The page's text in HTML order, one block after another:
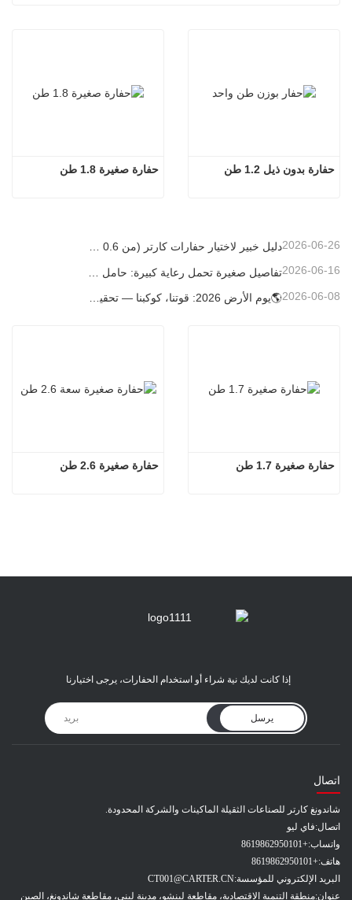
حفارة صغيرة 1.8 طن حفارة بدون ذيل 1.2 طن
دليل خبير لاختيار حفارات كارتر (من 0.6 طن إلى 60 طن) لتحقيق الكفاءة المثلى في موقع العمل 2026-06-26
2026-06-16
2026-06-08
حفارة صغيرة 2.6 طن حفارة صغيرة 1.7 طن
إذا كانت لديك نية شراء أو استخدام الحفارات، يرجى اختيارنا
يرسل
اتصال
شاندونغ كارتر للصناعات الثقيلة الماكينات والشركة المحدودة.
اتصال:فاي ليو
واتساب:+8619862950101
هاتف:+8619862950101
البريد الإلكتروني للمؤسسة:CT001@CARTER.CN
عنوان:منطقة التنمية الاقتصادية، مقاطعة لينشو، مدينة ليني، مقاطعة شاندونغ، الصين